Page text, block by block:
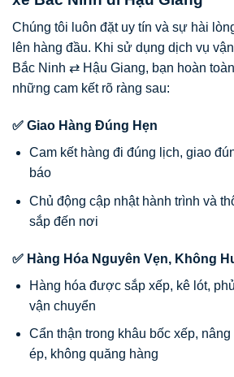
Chúng tôi luôn đặt uy tín và sự hài
lên hàng đầu. Khi sử dụng dịch vụ
Bắc Ninh ⇄ Hậu Giang, bạn hoàn
những cam kết rõ ràng sau:
✅ Giao Hàng Đúng Hẹn
Cam kết hàng đi đúng lịch, giao
báo
Chủ động cập nhật hành trình và
sắp đến nơi
✅ Hàng Hóa Nguyên Vẹn, Không
Hàng hóa được sắp xếp, kê lót,
vận chuyển
Cẩn thận trong khâu bốc xếp,
ép, không quăng hàng